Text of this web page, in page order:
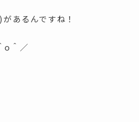
あるんですね！
o＾／